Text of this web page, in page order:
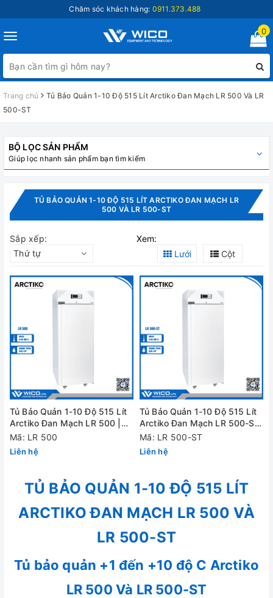
Chăm sóc khách hàng: 0911.373.488
Toggle
navigation
0
Trang chủ
Tủ Bảo Quản 1-10 Độ 515 Lít Arctiko Đan Mạch LR 500 Và LR
500-ST
BỘ LỌC SẢN PHẨM
Giúp lọc nhanh sản phẩm bạn tìm kiếm
TỦ BẢO QUẢN 1-10 ĐỘ 515 LÍT ARCTIKO ĐAN MẠCH LR
500 VÀ LR 500-ST
Sắp xếp:
Thứ tự
Xem:
Lưới
Cột
Tủ Bảo Quản 1-10 Độ 515 Lít
Arctiko Đan Mạch LR 500 |
Thép Sơn Trắng
Mã: LR 500
Liên hệ
Tủ Bảo Quản 1-10 Độ 515 Lít
Arctiko Đan Mạch LR 500-ST
| Thép Không Rỉ
Mã: LR 500-ST
Liên hệ
TỦ BẢO QUẢN 1-10 ĐỘ 515 LÍT
ARCTIKO ĐAN MẠCH LR 500 VÀ
LR 500-ST
Tủ bảo quản +1 đến +10 độ C Arctiko
LR 500 Và LR 500-ST